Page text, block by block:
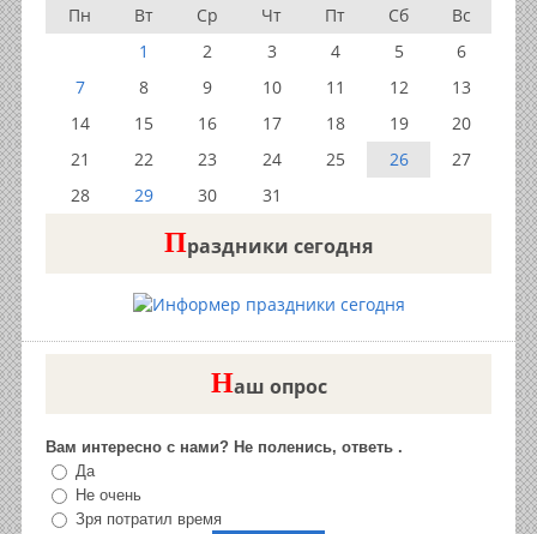
Пн
Вт Ср Чт Пт Сб
Вс
1
2 3 4 5
6
7
8 9 10 11 12
13
14
15 16 17 18 19
20
21
22 23 24 25 26
27
28
29 30 31
Праздники сегодня
Наш опрос
Вам интересно с нами? Не поленись, ответь .
Да
Не очень
Зря потратил время